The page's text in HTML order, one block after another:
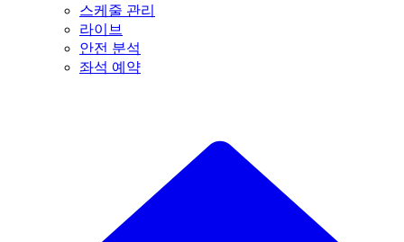
스케줄 관리
라이브
안전 분석
좌석 예약